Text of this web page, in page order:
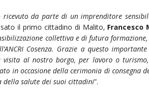
ricevuto da parte di un imprenditore
il primo cittadino di Malito, Francesco
collettiva e di futura
Cosenza. Grazie a questo
al nostro borgo, per lavoro o
in occasione della cerimonia di consegna
della salute dei suoi cittadini”.